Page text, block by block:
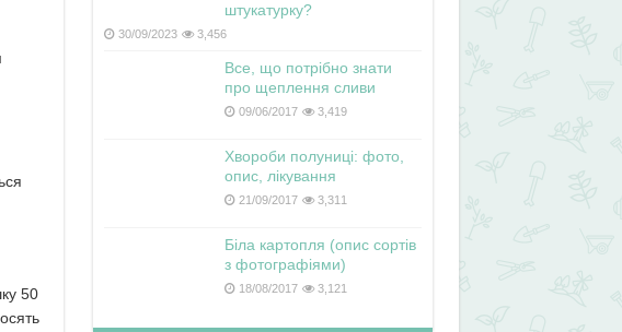
50
штукатурку?
30/09/2023 3,456
Все, що потрібно знати
про щеплення сливи
09/06/2017 3,419
Хвороби полуниці: фото,
опис, лікування
21/09/2017 3,311
Біла картопля (опис сортів
з фотографіями)
18/08/2017 3,121